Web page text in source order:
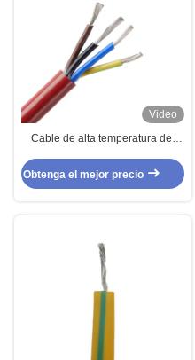
Video
Cable de alta temperatura del
para la instrumentación 450V
Obtenga el mejor precio